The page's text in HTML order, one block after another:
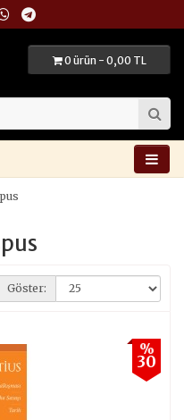
0 ürün - 0,00 TL
Göster:
%
30